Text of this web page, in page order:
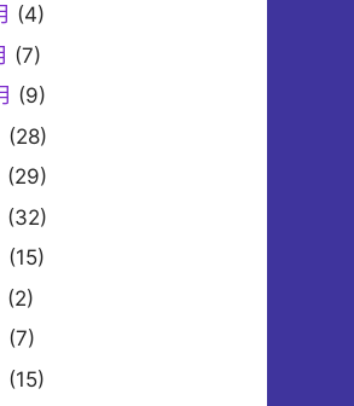
(4)
(7)
(9)
(28)
(29)
(32)
(15)
(2)
(7)
(15)